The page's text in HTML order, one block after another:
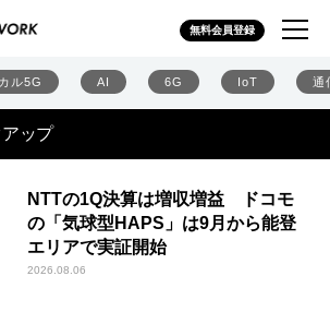
無料会員登録
ル5G AI 6G IoT 通
アップ
NTTの1Q決算は増収増益 ドコモ
の「気球型HAPS」は9月から能登
エリアで実証開始
2026.08.06